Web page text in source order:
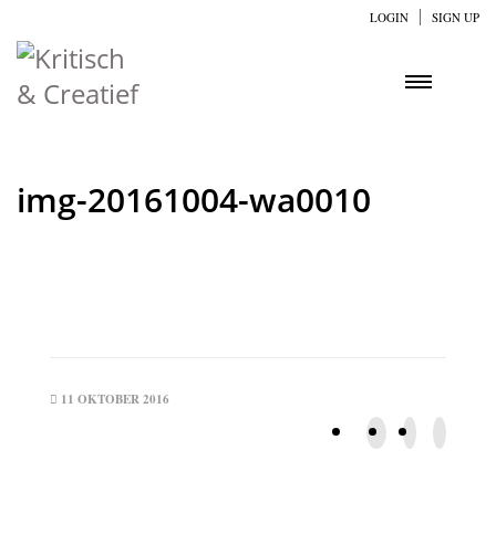
LOGIN SIGN UP
img-20161004-wa0010
11 OKTOBER 2016